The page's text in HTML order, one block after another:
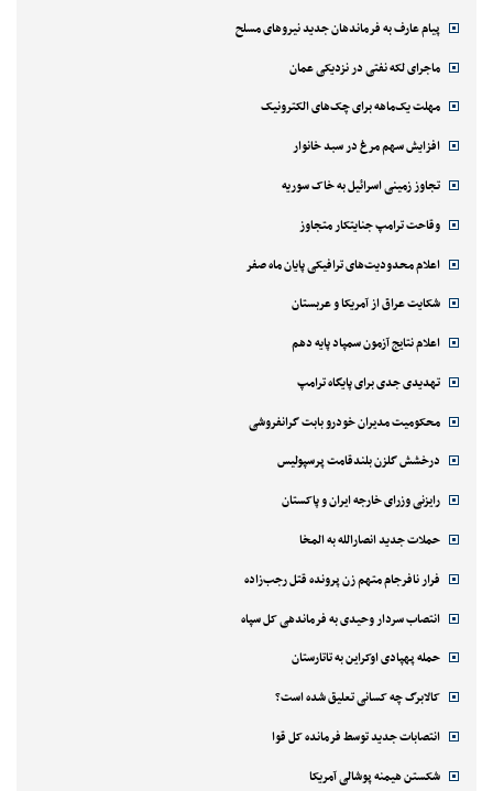
پیام عارف به فرماندهان جدید نیروهای مسلح
ماجرای لکه نفتی در نزدیکی عمان
مهلت یک‌ماهه برای چک‌های الکترونیک
افزایش سهم مرغ در سبد خانوار
تجاوز زمینی اسرائیل به خاک سوریه
وقاحت ترامپ جنایتکار متجاوز
اعلام محدودیت‌های ترافیکی پایان ماه صفر
شکایت عراق از آمریکا و عربستان
اعلام نتایج آزمون سمپاد پایه دهم
تهدیدی جدی برای پایگاه ترامپ
محکومیت مدیران خودرو بابت گرانفروشی
درخشش گلزن بلندقامت پرسپولیس
رایزنی وزرای خارجه ایران و پاکستان
حملات جدید انصارالله به المخا
فرار نافرجام متهم زن پرونده قتل رجب‌زاده
انتصاب سردار وحیدی به فرماندهی کل سپاه
حمله پهپادی اوکراین به تاتارستان
کالابرگ چه کسانی تعلیق شده است؟
انتصابات جدید توسط فرمانده کل قوا
شکستن هیمنه پوشالی آمریکا